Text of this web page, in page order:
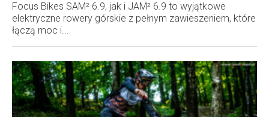
Focus Bikes SAM² 6.9, jak i JAM² 6.9 to wyjątkowe
elektryczne rowery górskie z pełnym zawieszeniem, które
łączą moc i...